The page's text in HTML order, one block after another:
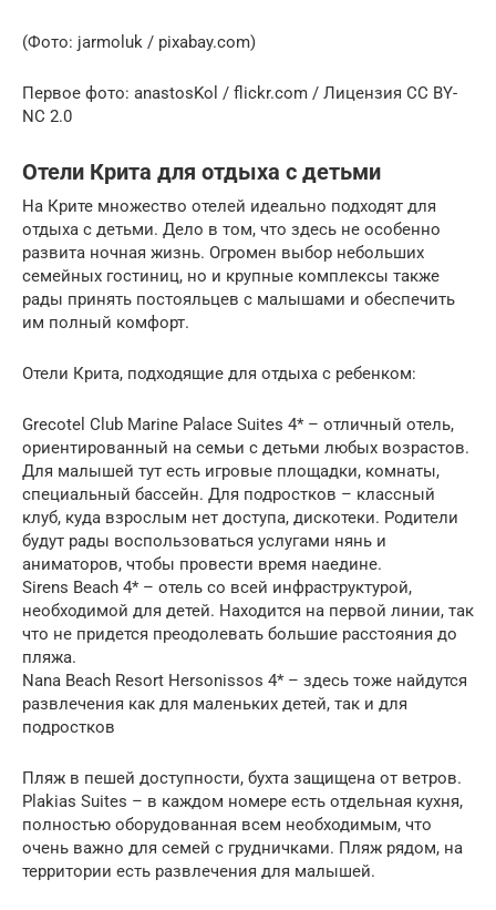
(Фото: jarmoluk / pixabay.com)
Первое фото: anastosKol / flickr.com / Лицензия CC BY-
NC 2.0
Отели Крита для отдыха с детьми
На Крите множество отелей идеально подходят для
отдыха с детьми. Дело в том, что здесь не особенно
развита ночная жизнь. Огромен выбор небольших
семейных гостиниц, но и крупные комплексы также
рады принять постояльцев с малышами и обеспечить
им полный комфорт.
Отели Крита, подходящие для отдыха с ребенком:
Grecotel Club Marine Palace Suites 4* – отличный отель,
ориентированный на семьи с детьми любых возрастов.
Для малышей тут есть игровые площадки, комнаты,
специальный бассейн. Для подростков – классный
клуб, куда взрослым нет доступа, дискотеки. Родители
будут рады воспользоваться услугами нянь и
аниматоров, чтобы провести время наедине.
Sirens Beach 4* – отель со всей инфраструктурой,
необходимой для детей. Находится на первой линии, так
что не придется преодолевать большие расстояния до
пляжа.
Nana Beach Resort Hersonissos 4* – здесь тоже найдутся
развлечения как для маленьких детей, так и для
подростков
Пляж в пешей доступности, бухта защищена от ветров.
Plakias Suites – в каждом номере есть отдельная кухня,
полностью оборудованная всем необходимым, что
очень важно для семей с грудничками. Пляж рядом, на
территории есть развлечения для малышей.